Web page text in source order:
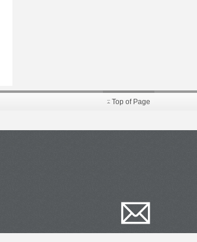
Top of Page